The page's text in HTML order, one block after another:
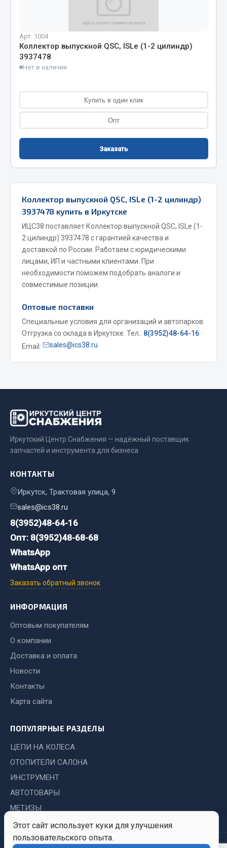
Показать ещё
Весь раздел
Camozzi
Угольники
Весь раздел
Инструмент
Автомобильный инструмент
Измерительный инструмент
Силовое оборудование
Слесарный инструмент
РТИ
Кольца уплотнительные
Лента конвейерная
Манжеты
Патрубки
Прокладки
Рукава высокого давления
Весь раздел
Автолампы
Вилки нагрузочные
Выключатели и переключатели клавишные
Выключатели кнопочные
Выключатель массы
Весь раздел
Арт. 1004
Коллектор выпускной QSC, ISLe (1-2 цилиндр)
3937478
Нет в наличии
Купить в один клик
Опт
Заказать
Коллектор выпускной QSC, ISLe (1-2 цилиндр)
3937478 купить в Иркутске
ИЦС38 поставляет Коллектор выпускной QSC, ISLe (1-
2 цилиндр) 3937478 с гарантией качества и
доставкой по России. Работаем с юридическими
лицами, ИП и частными клиентами. При
необходимости поможем подобрать аналоги и
совместимые позиции.
Оптовые поставки
Специальные условия для организаций и автопарков.
Отгрузка со склада в Иркутске. Тел.: 8(3952)48-64-16 ·
Email:
sales@ics38.ru
Этот сайт использует куки для улучшения
пользовательского опыта.
Иркутский Центр Снабжения — надёжный поставщик
запчастей и инструмента для бизнеса
КОНТАКТЫ
Иркутск, Трактовая улица, 9
sales@ics38.ru
8(3952)48-64-16
Опт: 8(3952)48-68-68
WhatsApp
WhatsApp опт
Заказать обратный звонок
ИНФОРМАЦИЯ
Оптовым покупателям
О компании
Доставка и оплата
Новости
Контакты
Карта сайта
ПОПУЛЯРНЫЕ РАЗДЕЛЫ
ЦЕПИ НА КОЛЕСА
ОТОПИТЕЛИ САЛОНА
ИНСТРУМЕНТ
АВТОТОВАРЫ
МЕТИЗЫ
© 2026 Иркутский Центр Политика Обработка